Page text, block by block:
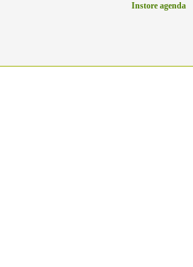
Instore agenda